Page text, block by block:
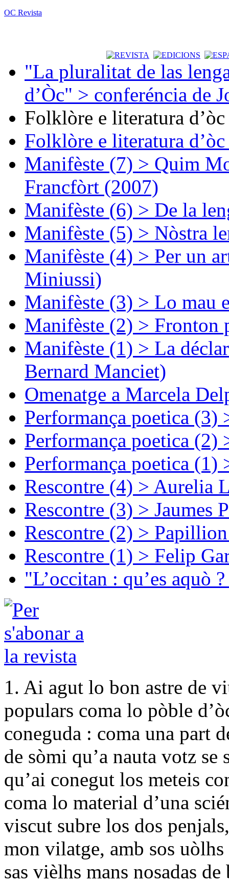
OC Revista
"La pluralitat de las
d’Òc" > conferéncia de
Folklòre e literatura
Folklòre e literatura
Manifèste (7) > Quim
Francfòrt (2007)
Manifèste (6) > De la
Manifèste (5) > Nòstra
Manifèste (4) > Per un
Miniussi)
Manifèste (3) > Lo mau
Manifèste (2) > Fronton
Manifèste (1) > La
Bernard Manciet)
Omenatge a Marcela
Performança poetica (3)
Performança poetica (2)
Performança poetica (1)
Rescontre (4) > Aurelia
Rescontre (3) > Jaumes
Rescontre (2) >
Rescontre (1) > Felip
"L’occitan : qu’es aquò
1. Ai agut lo bon astre de
populars coma lo pòble
coneguda : coma una part
de sòmi qu’a nauta votz se
qu’ai conegut los meteis
coma lo material d’una
viscut subre los dos
mon vilatge, amb sos uòlhs
sas vièlhs mans nosadas